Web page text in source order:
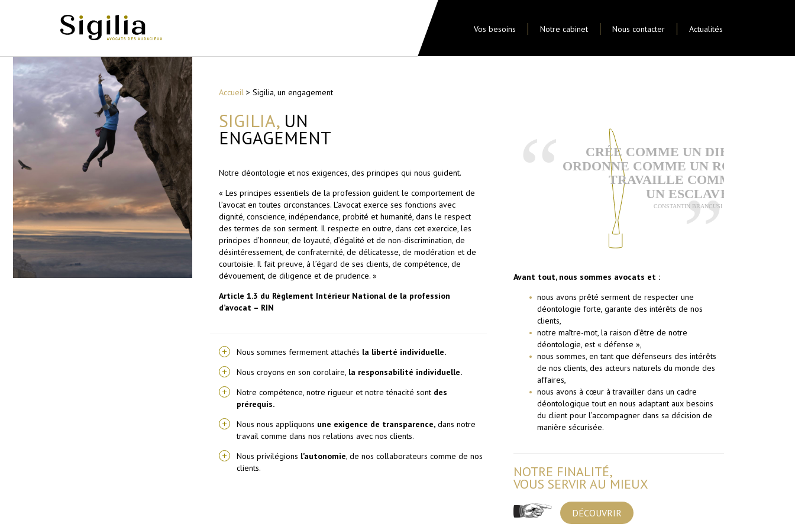
Vos besoins Notre cabinet Nous contacter Actualités
Accueil> Sigilia, un engagement
SIGILIA,UN
ENGAGEMENT
Notre déontologie et nos exigences, des principes qui nous guident.
« Les principes essentiels de la profession guident le comportement de
l’avocat en toutes circonstances. L’avocat exerce ses fonctions avec
dignité, conscience, indépendance, probité et humanité, dans le respect
des termes de son serment. Il respecte en outre, dans cet exercice, les
principes d’honneur, de loyauté, d’égalité et de non-discrimination, de
désintéressement, de confraternité, de délicatesse, de modération et de
courtoisie. Il fait preuve, à l’égard de ses clients, de compétence, de
dévouement, de diligence et de prudence. »
Article 1.3 du Règlement Intérieur National de la profession
d’avocat – RIN
Nous sommes fermement attachés la liberté individuelle.
Nous croyons en son corolaire, la responsabilité individuelle.
Notre compétence, notre rigueur et notre ténacité sontdes
prérequis.
Nous nous appliquons une exigence de transparence,dans notre
travail comme dans nos relations avec nos clients.
Nous privilégions l’autonomie, de nos collaborateurs comme de nos
clients.
Avant tout, nous sommes avocats et :
nous avons prêté serment de respecter une
déontologie forte, garante des intérêts de nos
clients,
notre maître-mot, la raison d’être de notre
déontologie, est « défense »,
nous sommes, en tant que défenseurs des intérêts
de nos clients, des acteurs naturels du monde des
affaires,
nous avons à cœur à travailler dans un cadre
déontologique tout en nous adaptant aux besoins
du client pour l’accompagner dans sa décision de
manière sécurisée.
NOTRE FINALITÉ,
VOUS SERVIR AU MIEUX
DÉCOUVRIR